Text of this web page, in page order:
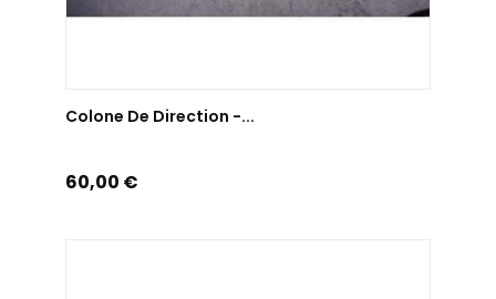
Colone De Direction -...
Prix
60,00 €